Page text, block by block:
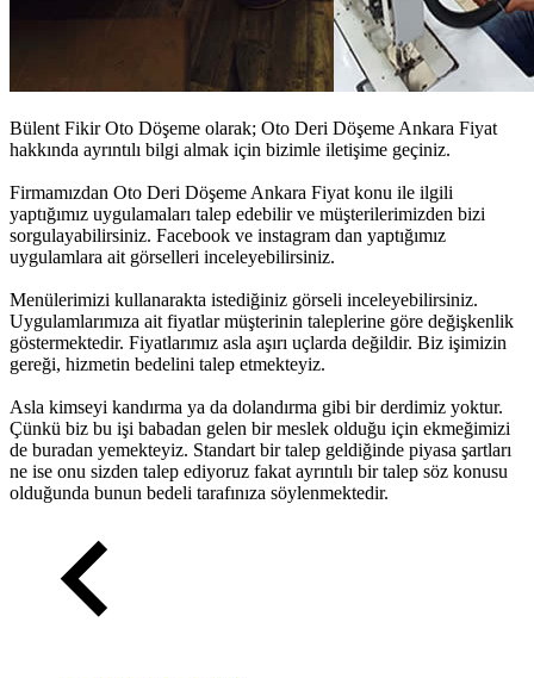
Bülent Fikir Oto Döşeme olarak; Oto Deri Döşeme Ankara Fiyat
hakkında ayrıntılı bilgi almak için bizimle iletişime geçiniz.
Firmamızdan Oto Deri Döşeme Ankara Fiyat konu ile ilgili
yaptığımız uygulamaları talep edebilir ve müşterilerimizden bizi
sorgulayabilirsiniz. Facebook ve instagram dan yaptığımız
uygulamlara ait görselleri inceleyebilirsiniz.
Menülerimizi kullanarakta istediğiniz görseli inceleyebilirsiniz.
Uygulamlarımıza ait fiyatlar müşterinin taleplerine göre değişkenlik
göstermektedir. Fiyatlarımız asla aşırı uçlarda değildir. Biz işimizin
gereği, hizmetin bedelini talep etmekteyiz.
Asla kimseyi kandırma ya da dolandırma gibi bir derdimiz yoktur.
Çünkü biz bu işi babadan gelen bir meslek olduğu için ekmeğimizi
de buradan yemekteyiz. Standart bir talep geldiğinde piyasa şartları
ne ise onu sizden talep ediyoruz fakat ayrıntılı bir talep söz konusu
olduğunda bunun bedeli tarafınıza söylenmektedir.